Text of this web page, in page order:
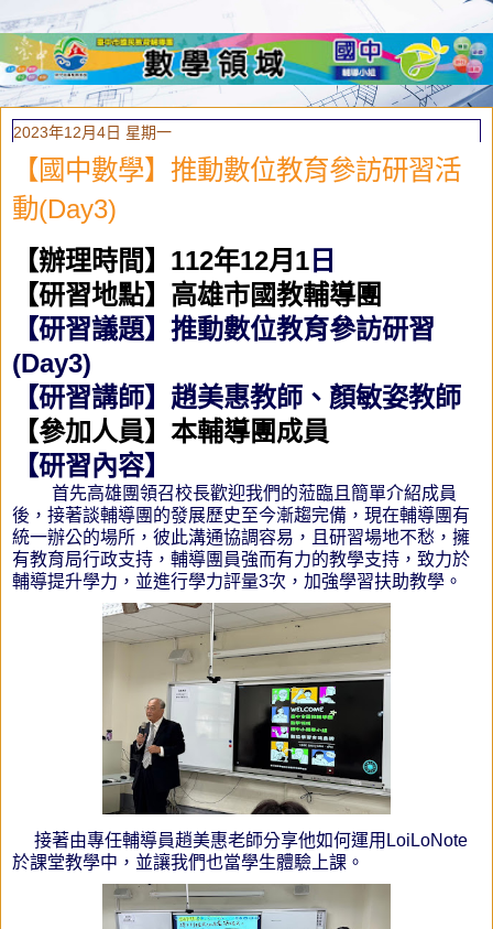
2023年12月4日 星期一
【國中數學】推動數位教育參訪研習活
動(Day3)
【辦理時間】 112年12月1 日
【研習地點】高雄市國教輔導團
【研習議題】 推動數位教育參訪研習
(Day3)
【研習講師】趙美惠教師、顏敏姿教師
【參加人員】 本輔導團成員
【研習內容】
首先高雄團領召校長歡迎我們的蒞臨且簡單介紹成員
後，接著談輔導團的發展歷史至今漸趨完備，現在輔導團有
統一辦公的場所，彼此溝通協調容易，且研習場地不愁，擁
有教育局行政支持，輔導團員強而有力的教學支持，致力於
輔導提升學力，並進行學力評量3次，加強學習扶助教學。
接著由專任輔導員趙美惠老師分享他如何運用LoiLoNote
於課堂教學中，並讓我們也當學生體驗上課。